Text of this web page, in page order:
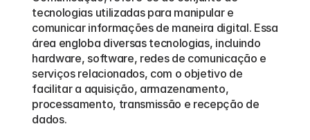
tecnologias utilizadas para manipular e
comunicar informações de maneira digital. Essa
área engloba diversas tecnologias, incluindo
hardware, software, redes de comunicação e
serviços relacionados, com o objetivo de
facilitar a aquisição, armazenamento,
processamento, transmissão e recepção de
dados.